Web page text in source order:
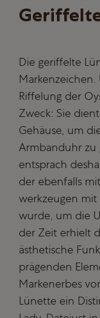
Die geriffelte
Riffelung der
Zweck: Sie
Gehäuse­, um
Armbanduhr zu
entsprach
der ebenfalls
werkzeugen
wurde, um die
der Zeit erhielt
ästhetische
prägenden
Markenerbes
Lünette ein